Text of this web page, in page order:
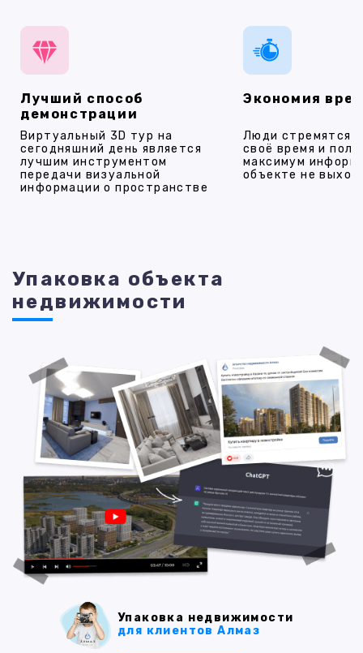
Лучший способ
демонстрации
Виртуальный 3D тур на
сегодняшний день является
лучшим инструментом
передачи визуальной
информации о пространстве
Экономия
Люди стремятся
своё время и
максимум
объекте не
Упаковка объекта
недвижимости
Упаковка недвижимости
для клиентов Алмаз